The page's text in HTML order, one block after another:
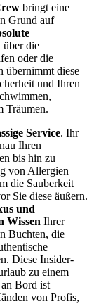
bringt eine
Grund auf
über die
oder die
übernimmt diese
und Ihren
Träumen.
Service. Ihr
Ihren
bis hin zu
von Allergien
die Sauberkeit
Sie diese äußern.
und
Wissen Ihrer
Buchten, die
Diese Insider-
zu einem
Bord ist
von Profis,